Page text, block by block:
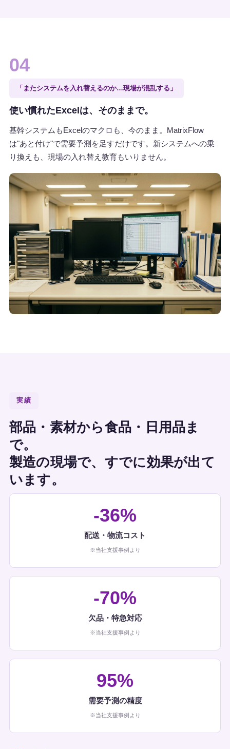
04
「またシステムを入れ替えるのか…現場が混乱する」
使い慣れたExcelは、そのままで。
基幹システムもExcelのマクロも、今のまま。MatrixFlow
は"あと付け"で需要予測を足すだけです。新システムへの乗
り換えも、現場の入れ替え教育もいりません。
実績
部品・素材から食品・日用品ま
で。
製造の現場で、すでに効果が出て
います。
-36%
配送・物流コスト
※当社支援事例より
-70%
欠品・特急対応
※当社支援事例より
95%
需要予測の精度
※当社支援事例より